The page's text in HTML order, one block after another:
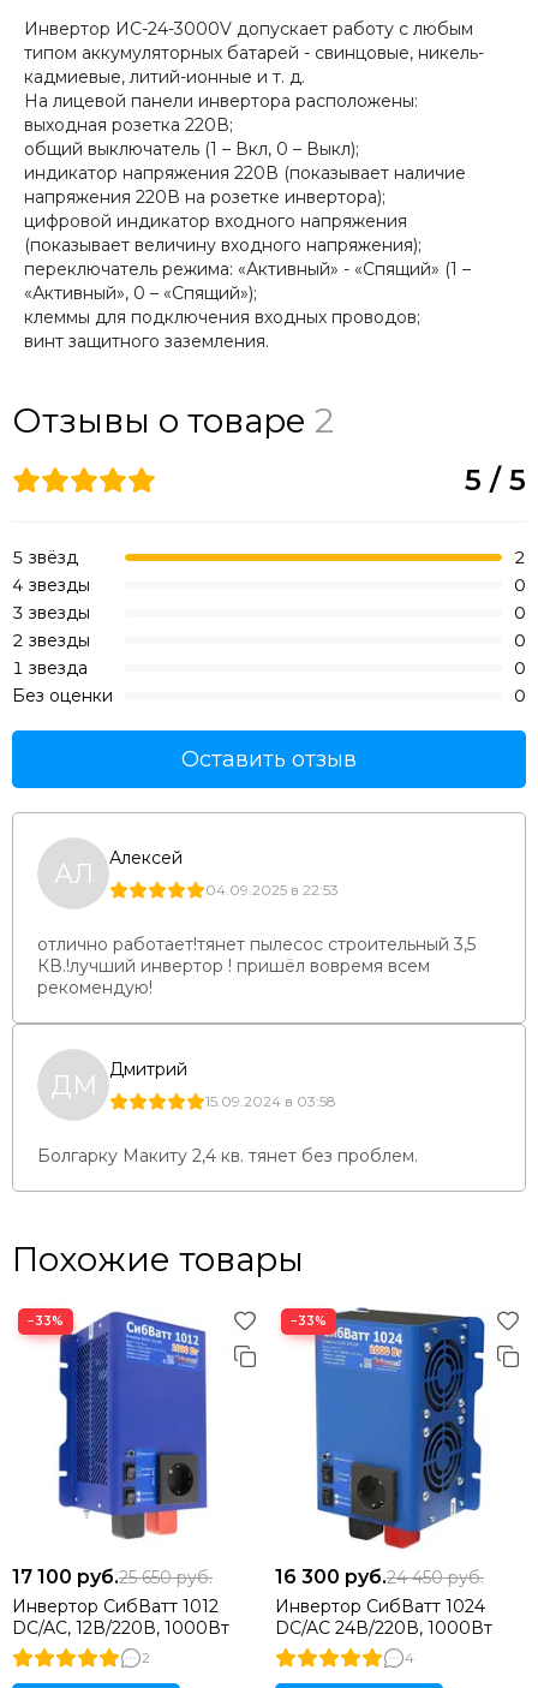
Инвертор ИС-24-3000V допускает работу с любым
типом аккумуляторных батарей - свинцовые, никель-
кадмиевые, литий-ионные и т. д.
На лицевой панели инвертора расположены:
выходная розетка 220В;
общий выключатель (1 – Вкл, 0 – Выкл);
индикатор напряжения 220В (показывает наличие
напряжения 220В на розетке инвертора);
цифровой индикатор входного напряжения
(показывает величину входного напряжения);
переключатель режима: «Активный» - «Спящий» (1 –
«Активный», 0 – «Спящий»);
клеммы для подключения входных проводов;
винт защитного заземления.
Отзывы о товаре 2
АЛ Алексей
04.09.2025 в 22:53
отлично работает!тянет пылесос строительный 3,5
КВ.!лучший инвертор ! пришёл вовремя всем
рекомендую!
ДМ Дмитрий
15.09.2024 в 03:58
Болгарку Макиту 2,4 кв. тянет без проблем.
5 / 5
5 звёзд
2
4 звезды
0
3 звезды
0
2 звезды
0
1 звезда
0
Без оценки
0
Оставить отзыв
Похожие товары
−33%
17 100 руб.25 650руб.
Инвертор СибВатт 1012
DC/AC, 12В/220В, 1000Вт
2
−33%
16 300 руб.24 450руб.
Инвертор СибВатт 1024
DC/AC 24В/220В, 1000Вт
4